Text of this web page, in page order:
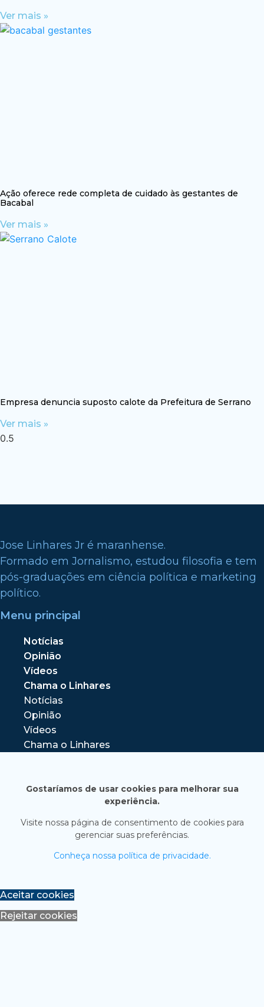
Ver mais »
Ação oferece rede completa de cuidado às gestantes de
Bacabal
Ver mais »
Empresa denuncia suposto calote da Prefeitura de Serrano
Ver mais »
Jose Linhares Jr é maranhense.
Formado em Jornalismo, estudou filosofia e tem
pós-graduações em ciência política e marketing
político.
Menu principal
Notícias
Opinião
Vídeos
Chama o Linhares
Notícias
Opinião
Vídeos
Chama o Linhares
Gostaríamos de usar cookies para melhorar sua
experiência.
Visite nossa página de consentimento de cookies para
gerenciar suas preferências.
Conheça nossa política de privacidade.
Aceitar cookies
Rejeitar cookies